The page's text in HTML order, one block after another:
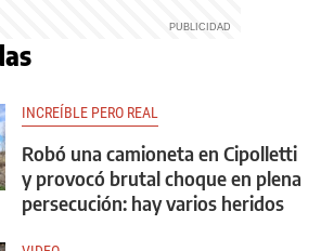
INCREÍBLE PERO REAL
Robó una camioneta en Cipolletti
y provocó brutal choque en plena
persecución: hay varios heridos